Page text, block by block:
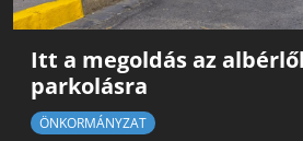
Itt a megoldás az
parkolásra
ÖNKORMÁNYZAT